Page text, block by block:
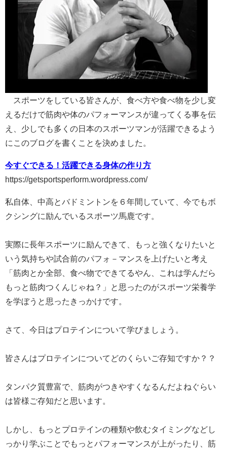
スポーツをしている皆さんが、食べ方や食べ物を少し変
えるだけで筋肉や体のパフォーマンスが違ってくる事を伝
え、少しでも多くの日本のスポーツマンが活躍できるよう
にこのブログを書くことを決めました。
今すぐできる！活躍できる身体の作り方
https://getsportsperform.wordpress.com/
私自体、中高とバドミントンを６年間していて、今でもボ
クシングに励んでいるスポーツ馬鹿です。
実際に長年スポーツに励んできて、もっと強くなりたいと
いう気持ちや試合前のパフォ－マンスを上げたいと考え
「筋肉とか全部、食べ物でできてるやん、これは学んだら
もっと筋肉つくんじゃね？」と思ったのがスポーツ栄養学
を学ぼうと思ったきっかけです。
さて、今日はプロテインについて学びましょう。
皆さんはプロテインについてどのくらいご存知ですか？？
タンパク質豊富で、筋肉がつきやすくなるんだよねぐらい
は皆様ご存知だと思います。
しかし、もっとプロテインの種類や飲むタイミングなどし
っかり学ぶことでもっとパフォーマンスが上がったり、筋